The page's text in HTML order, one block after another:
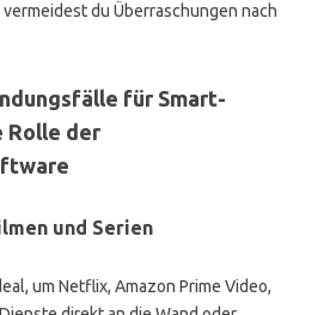
du Überraschungen nach
für Smart-
Rolle der
und Serien
um Netflix, Amazon Prime Video,